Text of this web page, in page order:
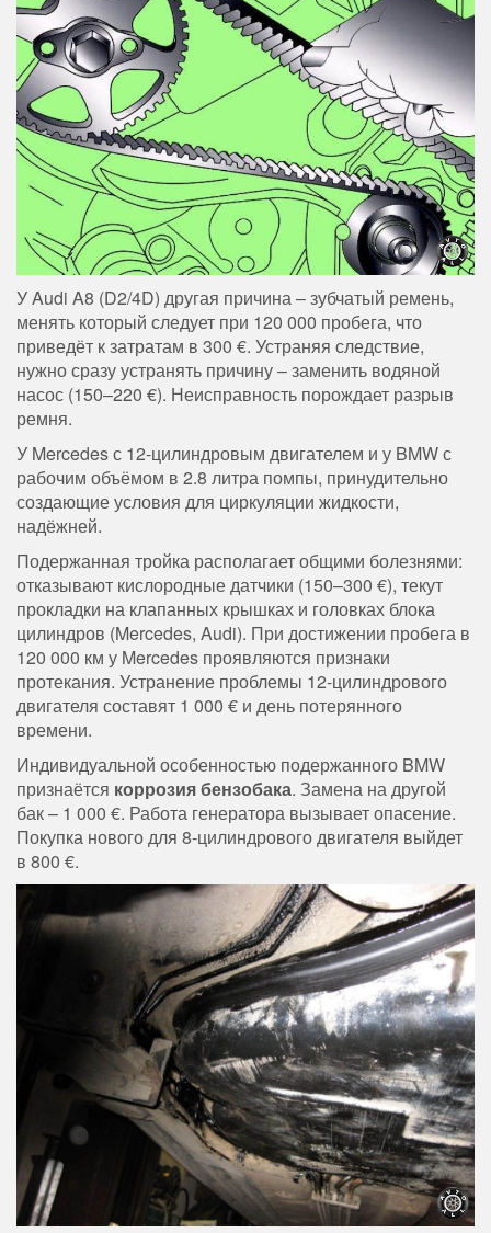
У Audi A8 (D2/4D) другая причина – зубчатый ремень,
менять который следует при 120 000 пробега, что
приведёт к затратам в 300 €. Устраняя следствие,
нужно сразу устранять причину – заменить водяной
насос (150–220 €). Неисправность порождает разрыв
ремня.
У Mercedes с 12-цилиндровым двигателем и у BMW с
рабочим объёмом в 2.8 литра помпы, принудительно
создающие условия для циркуляции жидкости,
надёжней.
Подержанная тройка располагает общими болезнями:
отказывают кислородные датчики (150–300 €), текут
прокладки на клапанных крышках и головках блока
цилиндров (Mercedes, Audi). При достижении пробега в
120 000 км у Mercedes проявляются признаки
протекания. Устранение проблемы 12-цилиндрового
двигателя составят 1 000 € и день потерянного
времени.
Индивидуальной особенностью подержанного BMW
признаётся коррозия бензобака. Замена на другой
бак – 1 000 €. Работа генератора вызывает опасение.
Покупка нового для 8-цилиндрового двигателя выйдет
в 800 €.